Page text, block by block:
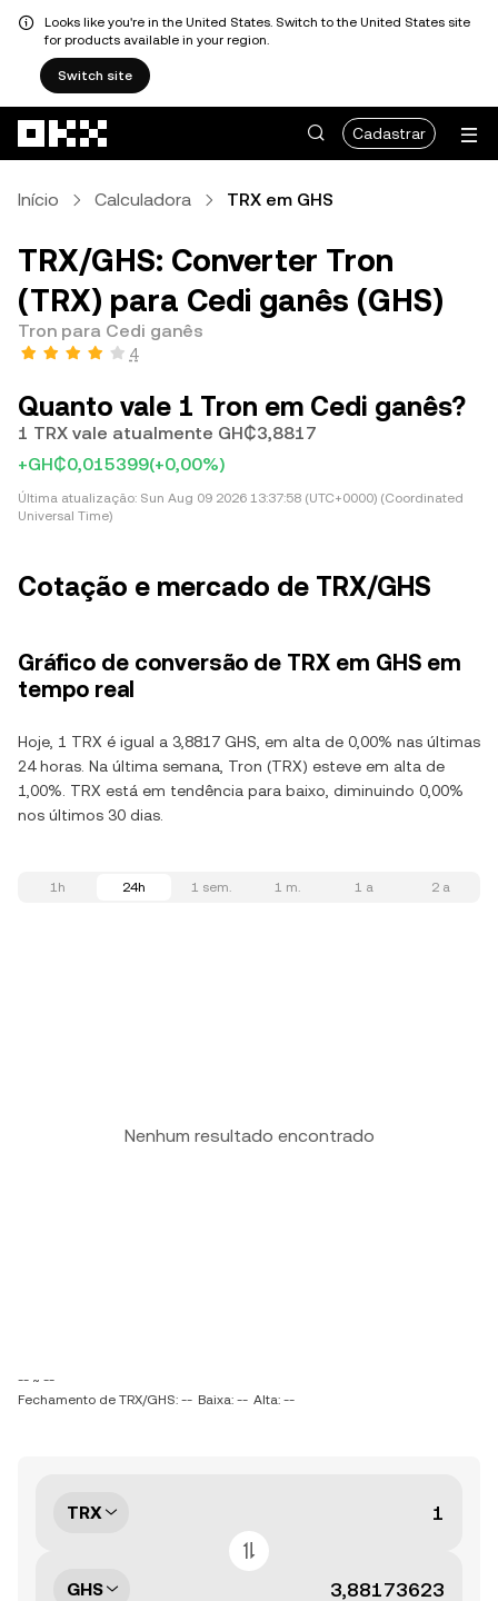
Looks like you're in the United States. Switch to the United States site
for products available in your region.
Switch site
Cadastrar
Início Calculadora TRX em GHS
TRX/GHS: Converter Tron
(TRX) para Cedi ganês (GHS)
Tron para Cedi ganês
4
Quanto vale 1 Tron em Cedi ganês?
1 TRX vale atualmente GH₵3,8817
+GH₵0,015399(+0,00%)
Última atualização: Sun Aug 09 2026 13:37:58 (UTC+0000) (Coordinated
Universal Time)
Cotação e mercado de TRX/GHS
Gráfico de conversão de TRX em GHS em
tempo real
Hoje, 1 TRX é igual a 3,8817 GHS, em alta de 0,00% nas últimas
24 horas. Na última semana, Tron (TRX) esteve em alta de
1,00%. TRX está em tendência para baixo, diminuindo 0,00%
nos últimos 30 dias.
1h 24h 1 sem. 1 m. 1 a 2 a
Nenhum resultado encontrado
-- ~ --
Fechamento de TRX/GHS: -- Baixa: -- Alta: --
TRX
GHS